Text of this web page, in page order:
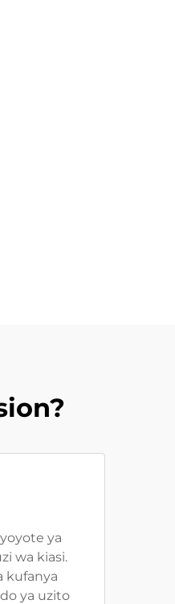
ya
wa kiasi.
kufanya
ya uzito